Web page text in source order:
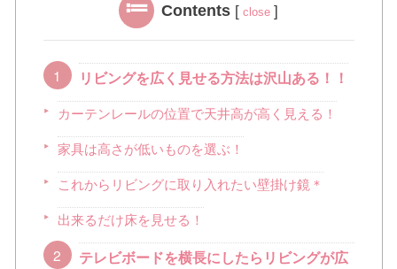
Contents [ close ]
リビングを広く見せる方法は沢山ある！！
カーテンレールの位置で天井高が高く見える！
家具は高さが低いものを選ぶ！
これからリビングに取り入れたい壁掛け鏡＊
出来るだけ床を見せる！
テレビボードを横長にしたらリビングが広